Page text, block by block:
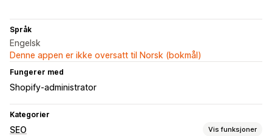
Språk
Engelsk
Denne appen er ikke oversatt til Norsk (bokmål)
Fungerer med
Shopify-administrator
Kategorier
SEO Vis funksjoner